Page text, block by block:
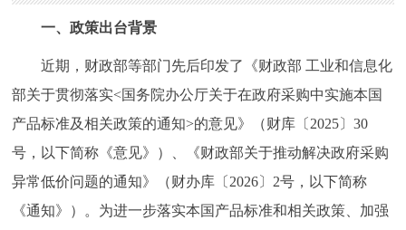
一、政策出台背景
近期，财政部等部门先后印发了《财政部 工业和信息化
部关于贯彻落实<国务院办公厅关于在政府采购中实施本国
产品标准及相关政策的通知>的意见》（财库〔2025〕30
号，以下简称《意见》）、《财政部关于推动解决政府采购
异常低价问题的通知》（财办库〔2026〕2号，以下简称
《通知》）。为进一步落实本国产品标准和相关政策、加强